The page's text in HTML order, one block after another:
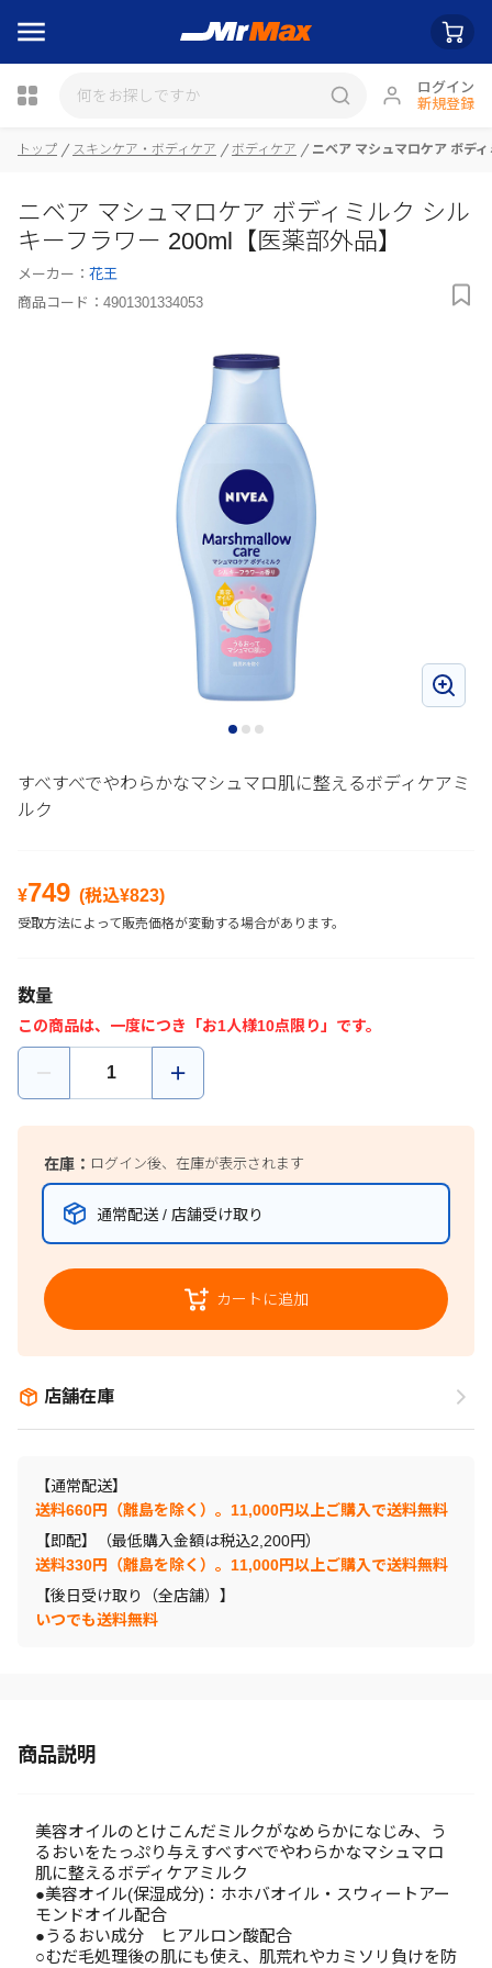
ログイン
新規登録
瓶詰
トップ スキンケア・ボディケア ボディケア ニベア マシュマロケア ボデ
ニベア マシュマロケア ボディミルク シル
キーフラワー 200ml【医薬部外品】
メーカー： 花王
商品コード： 4901301334053
すべすべでやわらかなマシュマロ肌に整えるボディケアミ
ルク
¥749 (税込¥823)
受取方法によって販売価格が変動する場合があります。
数量
この商品は、一度につき「お1人様10点限り」です。
在庫： ログイン後、在庫が表示されます
通常配送 / 店舗受け取り
カートに追加
店舗在庫
【通常配送】
送料660円（離島を除く）。11,000円以上ご購入で送料無料
【即配】（最低購入金額は税込2,200円）
送料330円（離島を除く）。11,000円以上ご購入で送料無料
【後日受け取り（全店舗）】
いつでも送料無料
商品説明
美容オイルのとけこんだミルクがなめらかになじみ、う
るおいをたっぷり与えすべすべでやわらかなマシュマロ
肌に整えるボディケアミルク
●美容オイル(保湿成分)：ホホバオイル・スウィートアー
モンドオイル配合
●うるおい成分 ヒアルロン酸配合
○むだ毛処理後の肌にも使え、肌荒れやカミソリ負けを防